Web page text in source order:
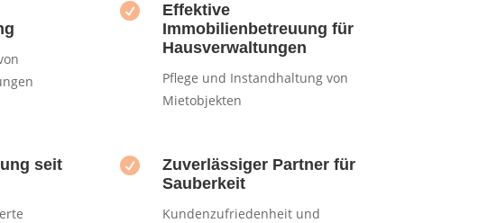

Effektive
Immobilienbetreuung für
Hausverwaltungen
Pflege und Instandhaltung von
Mietobjekten
seit

Zuverlässiger Partner für
Sauberkeit
Kundenzufriedenheit und